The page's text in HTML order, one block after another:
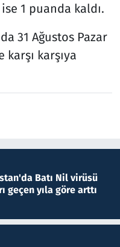
1 puanda kaldı.
31 Ağustos Pazar
karşıya
Batı Nil virüsü
geçen yıla göre arttı